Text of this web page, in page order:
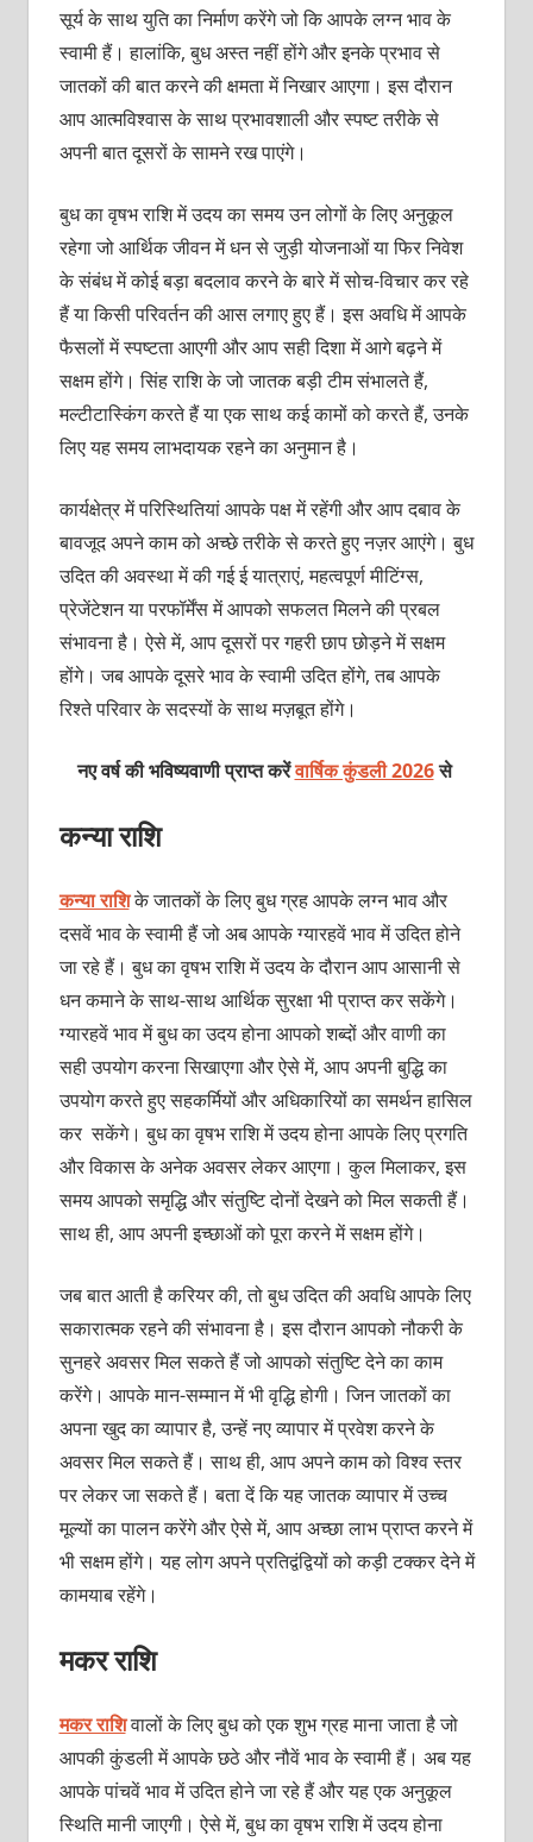
सूर्य के साथ युति का निर्माण करेंगे जो कि आपके लग्न भाव के
स्वामी हैं। हालांकि, बुध अस्त नहीं होंगे और इनके प्रभाव से
जातकों की बात करने की क्षमता में निखार आएगा। इस दौरान
आप आत्मविश्वास के साथ प्रभावशाली और स्पष्ट तरीके से
अपनी बात दूसरों के सामने रख पाएंगे।
बुध का वृषभ राशि में उदय का समय उन लोगों के लिए अनुकूल
रहेगा जो आर्थिक जीवन में धन से जुड़ी योजनाओं या फिर निवेश
के संबंध में कोई बड़ा बदलाव करने के बारे में सोच-विचार कर रहे
हैं या किसी परिवर्तन की आस लगाए हुए हैं। इस अवधि में आपके
फैसलों में स्पष्टता आएगी और आप सही दिशा में आगे बढ़ने में
सक्षम होंगे। सिंह राशि के जो जातक बड़ी टीम संभालते हैं,
मल्टीटास्किंग करते हैं या एक साथ कई कामों को करते हैं, उनके
लिए यह समय लाभदायक रहने का अनुमान है।
कार्यक्षेत्र में परिस्थितियां आपके पक्ष में रहेंगी और आप दबाव के
बावजूद अपने काम को अच्छे तरीके से करते हुए नज़र आएंगे। बुध
उदित की अवस्था में की गई ई यात्राएं, महत्वपूर्ण मीटिंग्स,
प्रेजेंटेशन या परफॉर्मेंस में आपको सफलत मिलने की प्रबल
संभावना है। ऐसे में, आप दूसरों पर गहरी छाप छोड़ने में सक्षम
होंगे। जब आपके दूसरे भाव के स्वामी उदित होंगे, तब आपके
रिश्ते परिवार के सदस्यों के साथ मज़बूत होंगे।
नए वर्ष की भविष्यवाणी प्राप्त करेंवार्षिक कुंडली 2026से
कन्या राशि
कन्या राशिके जातकों के लिए बुध ग्रह आपके लग्न भाव और
दसवें भाव के स्वामी हैं जो अब आपके ग्यारहवें भाव में उदित होने
जा रहे हैं। बुध का वृषभ राशि में उदय के दौरान आप आसानी से
धन कमाने के साथ-साथ आर्थिक सुरक्षा भी प्राप्त कर सकेंगे।
ग्यारहवें भाव में बुध का उदय होना आपको शब्दों और वाणी का
सही उपयोग करना सिखाएगा और ऐसे में, आप अपनी बुद्धि का
उपयोग करते हुए सहकर्मियों और अधिकारियों का समर्थन हासिल
कर सकेंगे। बुध का वृषभ राशि में उदय होना आपके लिए प्रगति
और विकास के अनेक अवसर लेकर आएगा। कुल मिलाकर, इस
समय आपको समृद्धि और संतुष्टि दोनों देखने को मिल सकती हैं।
साथ ही, आप अपनी इच्छाओं को पूरा करने में सक्षम होंगे।
जब बात आती है करियर की, तो बुध उदित की अवधि आपके लिए
सकारात्मक रहने की संभावना है। इस दौरान आपको नौकरी के
सुनहरे अवसर मिल सकते हैं जो आपको संतुष्टि देने का काम
करेंगे। आपके मान-सम्मान में भी वृद्धि होगी। जिन जातकों का
अपना खुद का व्यापार है, उन्हें नए व्यापार में प्रवेश करने के
अवसर मिल सकते हैं। साथ ही, आप अपने काम को विश्व स्तर
पर लेकर जा सकते हैं। बता दें कि यह जातक व्यापार में उच्च
मूल्यों का पालन करेंगे और ऐसे में, आप अच्छा लाभ प्राप्त करने में
भी सक्षम होंगे। यह लोग अपने प्रतिद्वंद्वियों को कड़ी टक्कर देने में
कामयाब रहेंगे।
मकर राशि
मकर राशिवालों के लिए बुध को एक शुभ ग्रह माना जाता है जो
आपकी कुंडली में आपके छठे और नौवें भाव के स्वामी हैं। अब यह
आपके पांचवें भाव में उदित होने जा रहे हैं और यह एक अनुकूल
स्थिति मानी जाएगी। ऐसे में, बुध का वृषभ राशि में उदय होना